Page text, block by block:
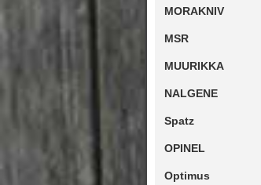
MORAKNIV
MSR
MUURIKKA
NALGENE
Spatz
OPINEL
Optimus